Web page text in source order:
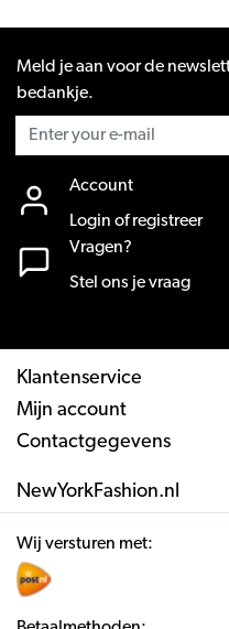
Meld je aan voor de
bedankje.
Account
Login of registreer
Vragen?
Stel ons je vraag
Klantenservice
Mijn account
Contactgegevens
NewYorkFashion.nl
Wij versturen met: